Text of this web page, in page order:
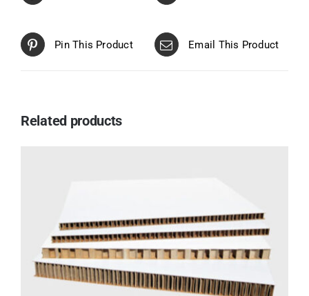
Pin This Product Email This Product
Related products